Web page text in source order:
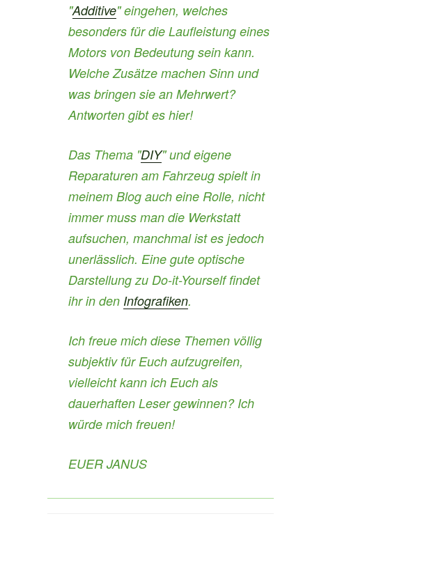
"Additive" eingehen, welches
besonders für die Laufleistung eines
Motors von Bedeutung sein kann.
Welche Zusätze machen Sinn und
was bringen sie an Mehrwert?
Antworten gibt es hier!
Das Thema "DIY" und eigene
Reparaturen am Fahrzeug spielt in
meinem Blog auch eine Rolle, nicht
immer muss man die Werkstatt
aufsuchen, manchmal ist es jedoch
unerlässlich. Eine gute optische
Darstellung zu Do-it-Yourself findet
ihr in den Infografiken.
Ich freue mich diese Themen völlig
subjektiv für Euch aufzugreifen,
vielleicht kann ich Euch als
dauerhaften Leser gewinnen? Ich
würde mich freuen!
EUER JANUS